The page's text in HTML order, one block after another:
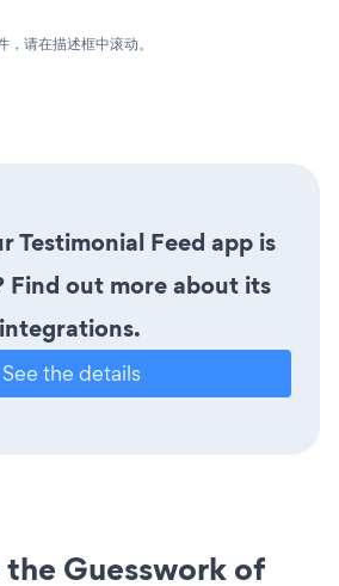
，请在描述框中滚动。
Testimonial Feed app is
Find out more about its
See the details
the Guesswork of